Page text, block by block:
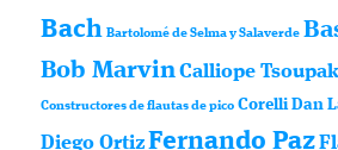
Bach Bartolomé de Selma y Salaverde
Bob MarvinCalliope
Constructores de flautas de pico Corelli Dan
Diego OrtizFernando Paz